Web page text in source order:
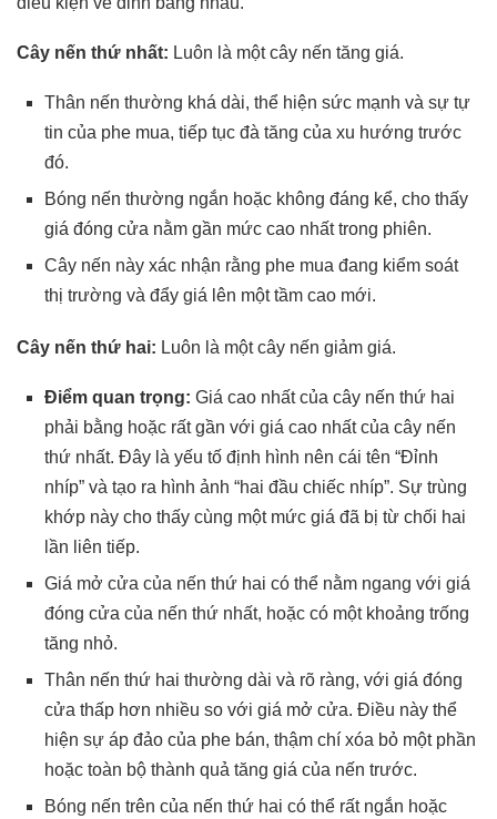
Cây nến thứ nhất: Luôn là một cây nến tăng giá.
Thân nến thường khá dài, thể hiện sức mạnh và sự tự
tin của phe mua, tiếp tục đà tăng của xu hướng trước
đó.
Bóng nến thường ngắn hoặc không đáng kể, cho thấy
giá đóng cửa nằm gần mức cao nhất trong phiên.
Cây nến này xác nhận rằng phe mua đang kiểm soát
thị trường và đẩy giá lên một tầm cao mới.
Cây nến thứ hai: Luôn là một cây nến giảm giá.
Điểm quan trọng: Giá cao nhất của cây nến thứ hai
phải bằng hoặc rất gần với giá cao nhất của cây nến
thứ nhất. Đây là yếu tố định hình nên cái tên “Đỉnh
nhíp” và tạo ra hình ảnh “hai đầu chiếc nhíp”. Sự trùng
khớp này cho thấy cùng một mức giá đã bị từ chối hai
lần liên tiếp.
Giá mở cửa của nến thứ hai có thể nằm ngang với giá
đóng cửa của nến thứ nhất, hoặc có một khoảng trống
tăng nhỏ.
Thân nến thứ hai thường dài và rõ ràng, với giá đóng
cửa thấp hơn nhiều so với giá mở cửa. Điều này thể
hiện sự áp đảo của phe bán, thậm chí xóa bỏ một phần
hoặc toàn bộ thành quả tăng giá của nến trước.
Bóng nến trên của nến thứ hai có thể rất ngắn hoặc